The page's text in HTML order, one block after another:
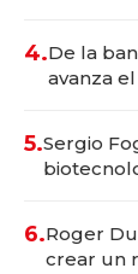
4.De la
avanza
5.Sergio
6.Roger
crear un